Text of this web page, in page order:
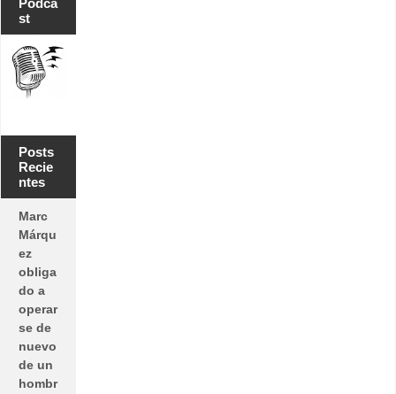
st
Posts
Recie
ntes
Marc
Márqu
ez
obliga
do a
operar
se de
nuevo
de un
hombr